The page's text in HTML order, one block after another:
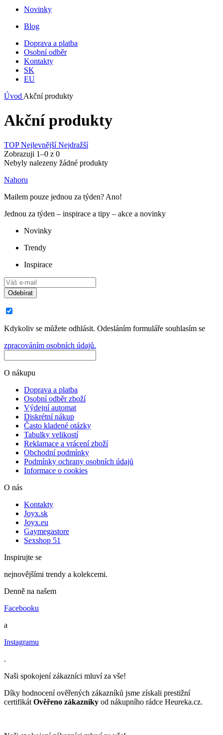
Novinky
Blog
Doprava a platba
Osobní odběr
Kontakty
SK
EU
Úvod Akční produkty
Akční produkty
TOPNejlevnějšíNejdražší
Zobrazuji 1–0 z 0
Nebyly nalezeny žádné produkty
Nahoru
Mailem pouze jednou za týden? Ano!
Jednou za týden – inspirace a tipy – akce a novinky
Novinky
Trendy
Inspirace
Odebírat
Kdykoliv se můžete odhlásit. Odesláním formuláře souhlasím se
zpracováním osobních údajů.
O nákupu
Doprava a platba
Osobní odběr zboží
Výdejní automat
Diskrétní nákup
Často kladené otázky
Tabulky velikostí
Reklamace a vrácení zboží
Obchodní podmínky
Podmínky ochrany osobních údajů
Informace o cookies
O nás
Kontakty
Joyx.sk
Joyx.eu
Gaymegastore
Sexshop 51
Inspirujte se
nejnovějšími trendy a kolekcemi.
Denně na našem
Facebooku
a
Instagramu
.
Naši spokojení zákazníci mluví za vše!
Díky hodnocení ověřených zákazníků jsme získali prestižní
certifikát Ověřeno zákazníky od nákupního rádce Heureka.cz.